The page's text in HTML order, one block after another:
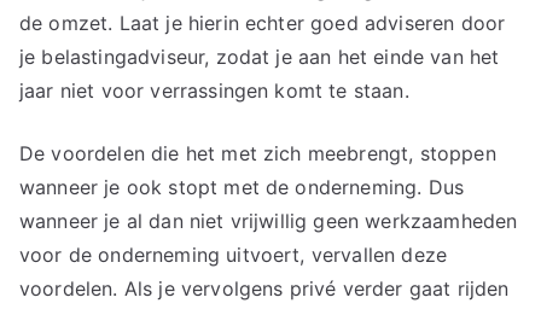
de omzet. Laat je hierin echter goed adviseren door
je belastingadviseur, zodat je aan het einde van het
jaar niet voor verrassingen komt te staan.
De voordelen die het met zich meebrengt, stoppen
wanneer je ook stopt met de onderneming. Dus
wanneer je al dan niet vrijwillig geen werkzaamheden
voor de onderneming uitvoert, vervallen deze
voordelen. Als je vervolgens privé verder gaat rijden